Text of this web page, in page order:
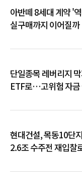
아반떼 8세대 계약 '
실구매까지 이어질까
단일종목 레버리지
ETF로…고위험 자금
현대건설, 목동10단
2.6조 수주전 재입찰